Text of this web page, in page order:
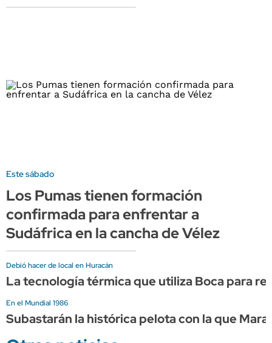
Este sábado
Los Pumas tienen formación
confirmada para enfrentar a
Sudáfrica en la cancha de Vélez
Debió hacer de local en Huracán
La tecnología térmica que utiliza Boca para
En el Mundial 1986
Subastarán la histórica pelota con la que